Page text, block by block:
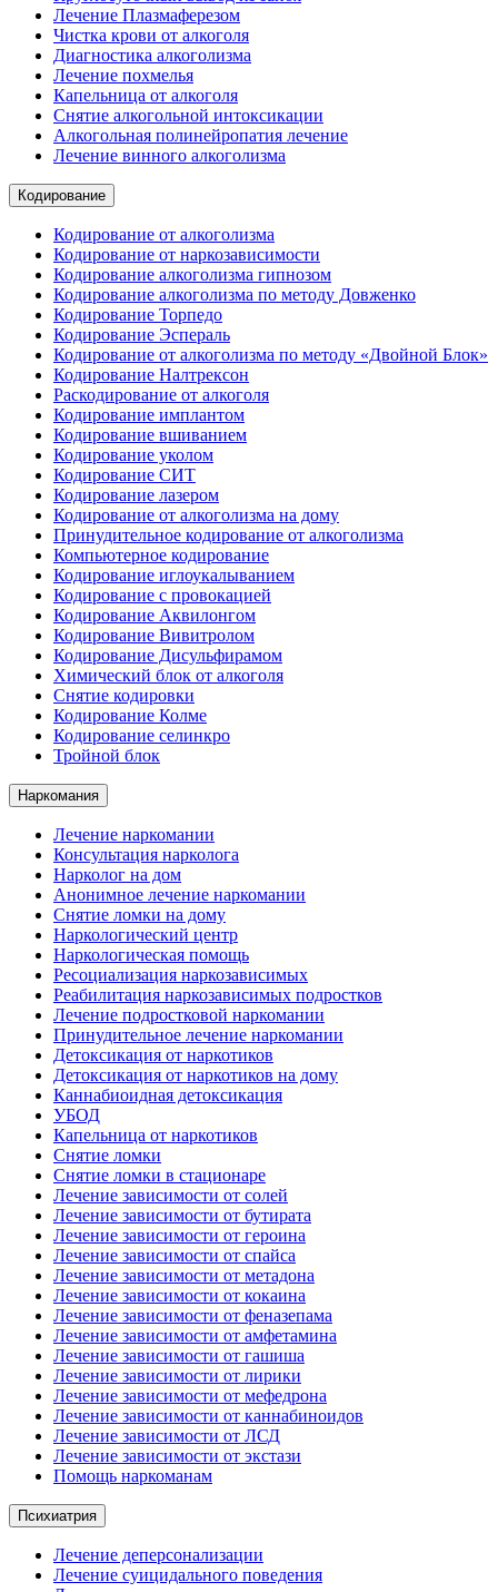
Лечение Плазмаферезом
Чистка крови от алкоголя
Диагностика алкоголизма
Лечение похмелья
Капельница от алкоголя
Снятие алкогольной интоксикации
Алкогольная полинейропатия лечение
Лечение винного алкоголизма
Кодирование
Кодирование от алкоголизма
Кодирование от наркозависимости
Кодирование алкоголизма гипнозом
Кодирование алкоголизма по методу Довженко
Кодирование Торпедо
Кодирование Эспераль
Кодирование от алкоголизма по методу «Двойной Блок»
Кодирование Налтрексон
Раскодирование от алкоголя
Кодирование имплантом
Кодирование вшиванием
Кодирование уколом
Кодирование СИТ
Кодирование лазером
Кодирование от алкоголизма на дому
Принудительное кодирование от алкоголизма
Компьютерное кодирование
Кодирование иглоукалыванием
Кодирование с провокацией
Кодирование Аквилонгом
Кодирование Вивитролом
Кодирование Дисульфирамом
Химический блок от алкоголя
Снятие кодировки
Кодирование Колме
Кодирование селинкро
Тройной блок
Наркомания
Лечение наркомании
Консультация нарколога
Нарколог на дом
Анонимное лечение наркомании
Снятие ломки на дому
Наркологический центр
Наркологическая помощь
Ресоциализация наркозависимых
Реабилитация наркозависимых подростков
Лечение подростковой наркомании
Принудительное лечение наркомании
Детоксикация от наркотиков
Детоксикация от наркотиков на дому
Каннабиоидная детоксикация
УБОД
Капельница от наркотиков
Снятие ломки
Снятие ломки в стационаре
Лечение зависимости от солей
Лечение зависимости от бутирата
Лечение зависимости от героина
Лечение зависимости от спайса
Лечение зависимости от метадона
Лечение зависимости от кокаина
Лечение зависимости от феназепама
Лечение зависимости от амфетамина
Лечение зависимости от гашиша
Лечение зависимости от лирики
Лечение зависимости от мефедрона
Лечение зависимости от каннабиноидов
Лечение зависимости от ЛСД
Лечение зависимости от экстази
Помощь наркоманам
Психиатрия
Лечение деперсонализации
Лечение суицидального поведения